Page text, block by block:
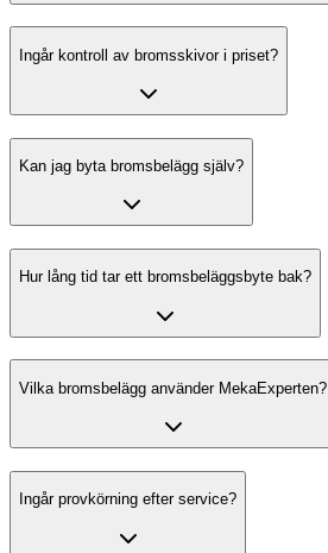
Ingår kontroll av bromsskivor i priset?
Kan jag byta bromsbelägg själv?
Hur lång tid tar ett bromsbeläggsbyte bak?
Vilka bromsbelägg använder MekaExperten?
Ingår provkörning efter service?